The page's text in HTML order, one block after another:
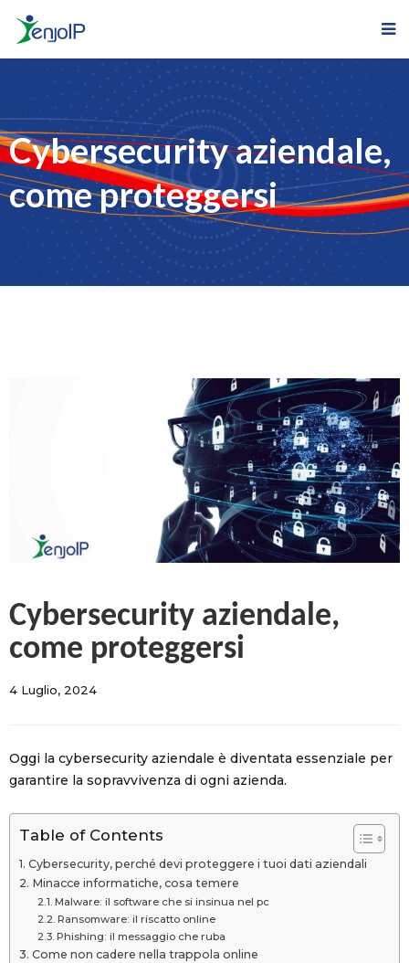
Cybersecurity aziendale,
come proteggersi
Cybersecurity aziendale,
come proteggersi
4 Luglio, 2024
Oggi la cybersecurity aziendale è diventata essenziale per
garantire la sopravvivenza di ogni azienda.
Table of Contents
Cybersecurity, perché devi proteggere i tuoi dati aziendali
Minacce informatiche, cosa temere
Malware: il software che si insinua nel pc
Ransomware: il riscatto online
Phishing: il messaggio che ruba
Come non cadere nella trappola online